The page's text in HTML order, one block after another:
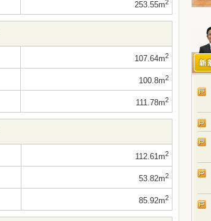
253.55m2
107.64m2
100.8m2
111.78m2
112.61m2
53.82m2
85.92m2